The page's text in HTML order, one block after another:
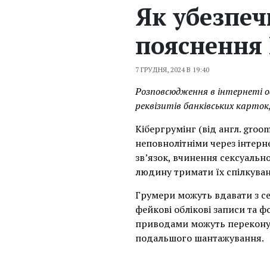
Як
пояснення
7 ГРУДНЯ, 2024 В 19:40
Розповсюдження в інтернеті
реквізитів банківських
Кібергрумінг (від англ.
неповнолітніми через
зв’язок, вчинення
людину тримати їх
Грумери можуть вдавати з
фейкові облікові записи та
приводами можуть
подальшого шантажування.